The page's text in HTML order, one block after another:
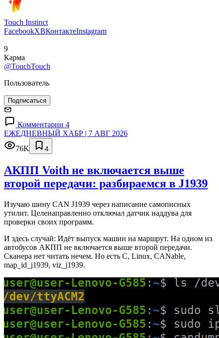
Touch Instinct
FacebookXВКонтактеInstagram
9
Карма
@TouchTouch
Пользователь
Подписаться
Комментарии 4
ЕЖЕДНЕВНЫЙ ХАБР | 7 АВГ 2026
76K
4
АКПП Voith не включается выше
второй передачи: разбираемся в J1939
Изучаю шину CAN J1939 через написание самописных
утилит. Целенаправленно отключал датчик наддува для
проверки своих программ.
И здесь случай: Идёт выпуск машин на маршрут. На одном из
автобусов АКПП не включается выше второй передачи.
Сканера нет читать нечем. Но есть C, Linux, CANable,
map_id_j1939, viz_j1939.